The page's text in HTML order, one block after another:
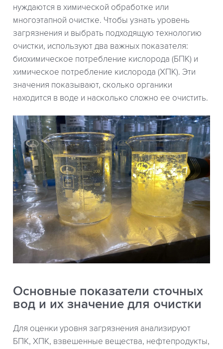
нуждаются в химической обработке или
многоэтапной очистке. Чтобы узнать уровень
загрязнения и выбрать подходящую технологию
очистки, используют два важных показателя:
биохимическое потребление кислорода (БПК) и
химическое потребление кислорода (ХПК). Эти
значения показывают, сколько органики
находится в воде и насколько сложно ее очистить.
Основные показатели сточных
вод и их значение для очистки
Для оценки уровня загрязнения анализируют
БПК, ХПК, взвешенные вещества, нефтепродукты,